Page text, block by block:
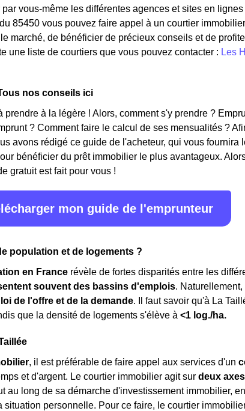
vous-même les différentes agences et sites en
85450 vous pouvez faire appel à un courtier
marché, de bénéficier de précieux conseils et de
une liste de courtiers que vous pouvez contacter : Les
nos conseils ici
à la légère ! Alors, comment s'y prendre ?
? Comment faire le calcul de ses mensualités ?
avons rédigé ce guide de l'acheteur, qui vous fournira
bénéficier du prêt immobilier le plus avantageux.
gratuit est fait pour vous !
mon guide de l'emprunteur
population et de logements ?
en France révèle de fortes disparités entre les
souvent des bassins d'emplois.
loi de l'offre et de la demande. Il faut savoir qu'à La
que la densité de logements s'élève à <1 log./ha.
, il est préférable de faire appel aux services d'un
et d'argent. Le courtier immobilier agit sur deux
au long de sa démarche d'investissement immobilier,
personnelle. Pour ce faire, le courtier